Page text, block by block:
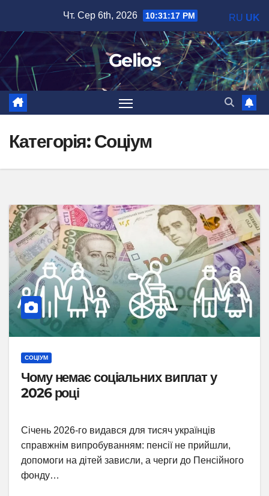
вмісту
Чт. Сер 6th, 2026 10:31:18 PM
Gelios
Категорія:Соціум
СОЦІУМ
Чому немає соціальних виплат у
2026 році
Січень 2026-го видався для тисяч українців
справжнім випробуванням: пенсії не прийшли,
допомоги на дітей зависли, а черги до Пенсійного
фонду…
RU UK